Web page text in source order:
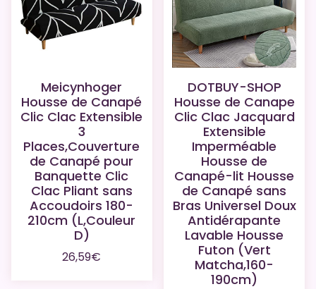
Meicynhoger
Housse de Canapé
Clic Clac Extensible
3
Places,Couverture
de Canapé pour
Banquette Clic
Clac Pliant sans
Accoudoirs 180-
210cm (L,Couleur
D)
26,59€
DOTBUY-SHOP
Housse de Canape
Clic Clac Jacquard
Extensible
Imperméable
Housse de
Canapé-lit Housse
de Canapé sans
Bras Universel Doux
Antidérapante
Lavable Housse
Futon (Vert
Matcha,160-
190cm)